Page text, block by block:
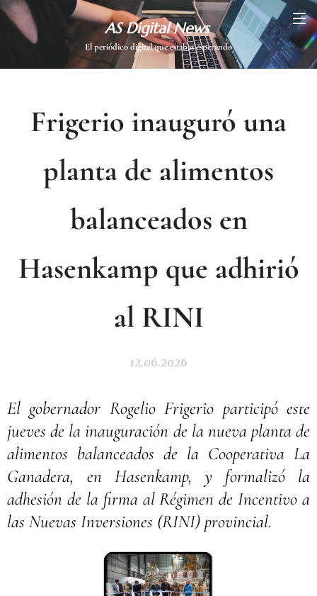
AS Digital News
El periódico digital que estabas esperando
Frigerio inauguró una
planta de alimentos
balanceados en
Hasenkamp que adhirió
al RINI
12.06.2026
El gobernador Rogelio Frigerio participó este
jueves de la inauguración de la nueva planta de
alimentos balanceados de la Cooperativa La
Ganadera, en Hasenkamp, y formalizó la
adhesión de la firma al Régimen de Incentivo a
las Nuevas Inversiones (RINI) provincial.